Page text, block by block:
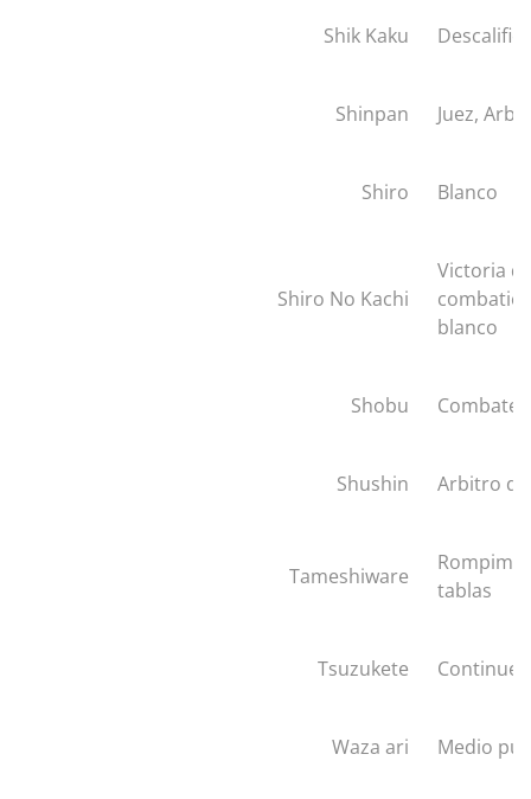
Shik Kaku
Shinpan Juez,
Shiro Blanco
Shiro No Kachi
Victoria
blanco
Shobu Combate
Shushin Arbitro
Tameshiware
tablas
Tsuzukete Continue
Waza ari Medio